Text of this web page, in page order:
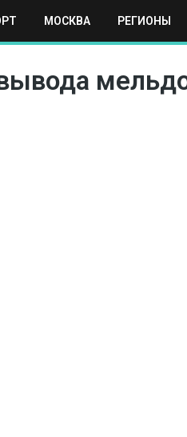
МОСКВА РЕГИОНЫ